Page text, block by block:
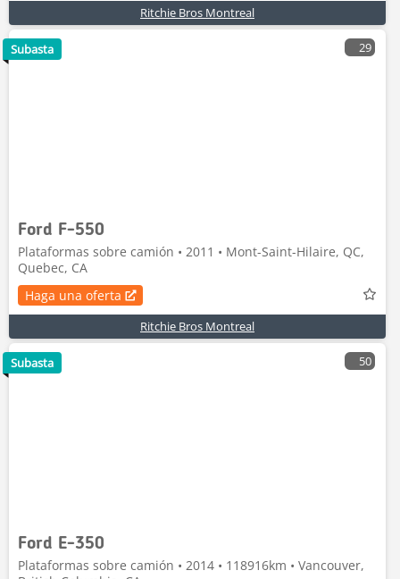
Ritchie Bros Montreal
29
Ford F-550
Plataformas sobre camión • 2011 • Mont-Saint-Hilaire, QC,
Quebec, CA
Haga una oferta
Ritchie Bros Montreal
Subasta
50
Ford E-350
Plataformas sobre camión • 2014 • 118916km • Vancouver,
Subasta